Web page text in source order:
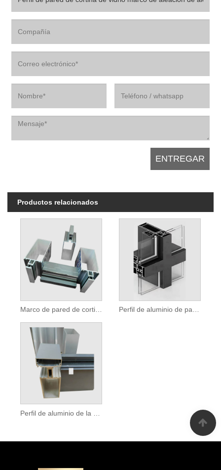
Productos relacionados
Marco de pared de cortina de vidrio Perfil de aluminio expuesto